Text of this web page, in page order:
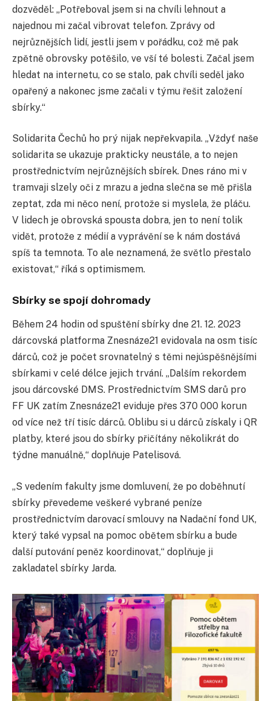
dozvěděl: „Potřeboval jsem si na chvíli lehnout a
najednou mi začal vibrovat telefon. Zprávy od
nejrůznějších lidí, jestli jsem v pořádku, což mě pak
zpětně obrovsky potěšilo, ve vší té bolesti. Začal jsem
hledat na internetu, co se stalo, pak chvíli seděl jako
opařený a nakonec jsme začali v týmu řešit založení
sbírky.“
Solidarita Čechů ho prý nijak nepřekvapila. „Vždyť naše
solidarita se ukazuje prakticky neustále, a to nejen
prostřednictvím nejrůznějších sbírek. Dnes ráno mi v
tramvaji slzely oči z mrazu a jedna slečna se mě přišla
zeptat, zda mi něco není, protože si myslela, že pláču.
V lidech je obrovská spousta dobra, jen to není tolik
vidět, protože z médií a vyprávění se k nám dostává
spíš ta temnota. To ale neznamená, že světlo přestalo
existovat,“ říká s optimismem.
Sbírky se spojí dohromady
Během 24 hodin od spuštění sbírky dne 21. 12. 2023
dárcovská platforma Znesnáze21 evidovala na osm tisíc
dárců, což je počet srovnatelný s těmi nejúspěšnějšími
sbírkami v celé délce jejich trvání. „Dalším rekordem
jsou dárcovské DMS. Prostřednictvím SMS darů pro
FF UK zatím Znesnáze21 eviduje přes 370 000 korun
od více než tří tisíc dárců. Oblibu si u dárců získaly i QR
platby, které jsou do sbírky přičítány několikrát do
týdne manuálně,“ doplňuje Patelisová.
„S vedením fakulty jsme domluvení, že po doběhnutí
sbírky převedeme veškeré vybrané peníze
prostřednictvím darovací smlouvy na Nadační fond UK,
který také vypsal na pomoc obětem sbírku a bude
další putování peněz koordinovat,“ doplňuje ji
zakladatel sbírky Jarda.